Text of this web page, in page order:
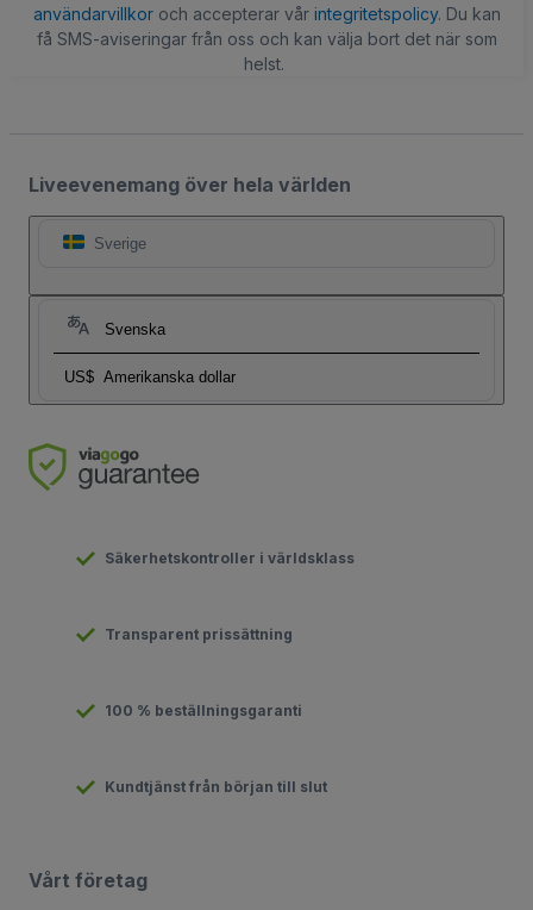
användarvillkoroch accepterar vår integritetspolicy. Du kan
få SMS-aviseringar från oss och kan välja bort det när som
helst.
Liveevenemang över hela världen
Sverige
Svenska
US$ Amerikanska dollar
Säkerhetskontroller i världsklass
Transparent prissättning
100 % beställningsgaranti
Kundtjänst från början till slut
Vårt företag